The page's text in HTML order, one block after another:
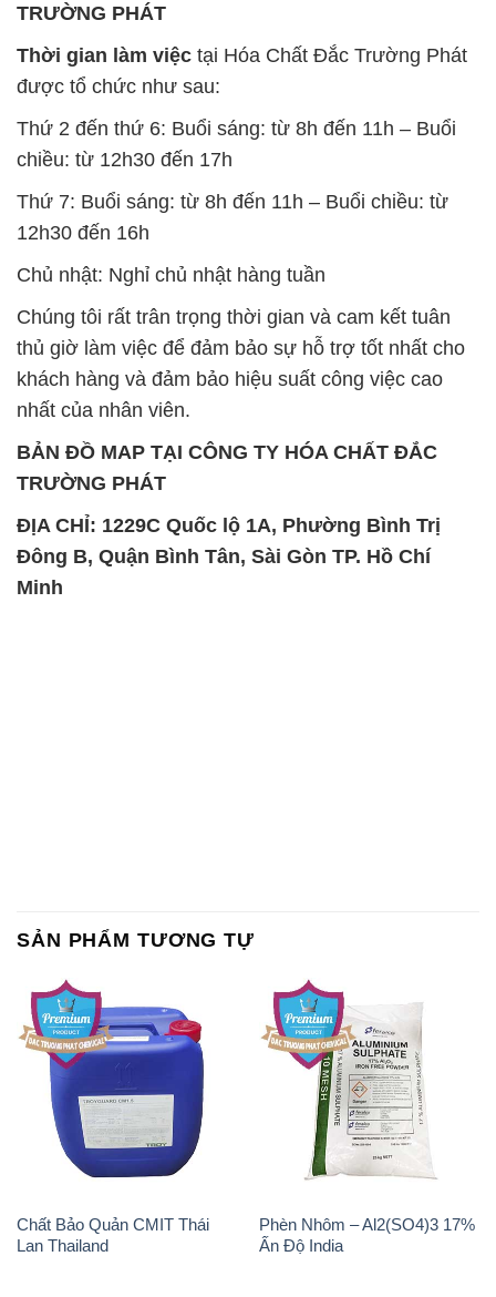
TRƯỜNG PHÁT
Thời gian làm việc tại Hóa Chất Đắc Trường Phát
được tổ chức như sau:
Thứ 2 đến thứ 6: Buổi sáng: từ 8h đến 11h – Buổi
chiều: từ 12h30 đến 17h
Thứ 7: Buổi sáng: từ 8h đến 11h – Buổi chiều: từ
12h30 đến 16h
Chủ nhật: Nghỉ chủ nhật hàng tuần
Chúng tôi rất trân trọng thời gian và cam kết tuân
thủ giờ làm việc để đảm bảo sự hỗ trợ tốt nhất cho
khách hàng và đảm bảo hiệu suất công việc cao
nhất của nhân viên.
BẢN ĐỒ MAP TẠI CÔNG TY HÓA CHẤT ĐẮC
TRƯỜNG PHÁT
ĐỊA CHỈ: 1229C Quốc lộ 1A, Phường Bình Trị
Đông B, Quận Bình Tân, Sài Gòn TP. Hồ Chí
Minh
SẢN PHẨM TƯƠNG TỰ
Chất Bảo Quản CMIT Thái
Lan Thailand
Phèn Nhôm – Al2(SO4)3 17%
Ấn Độ India